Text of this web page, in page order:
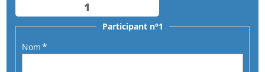
Participant n°1
Nom